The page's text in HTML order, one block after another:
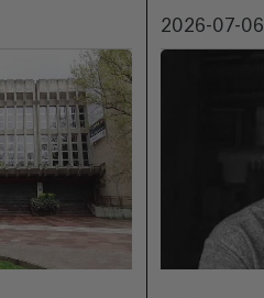
2026-07-06